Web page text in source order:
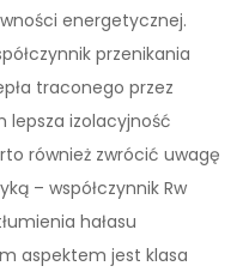
energetycznej.
przenikania
traconego przez
lepsza izolacyjność
również zwrócić uwagę
– współczynnik Rw
hałasu
aspektem jest klasa